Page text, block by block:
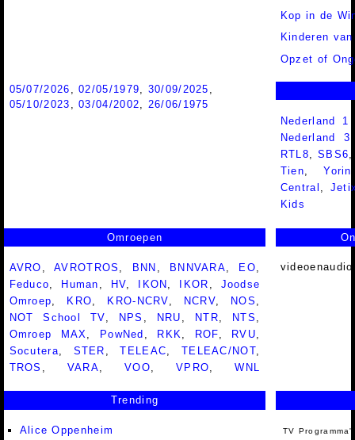
Kop in de
Kinderen
Opzet of
05/07/2026 ,02/05/1979, 30/09/2025 ,
05/10/2023 ,03/04/2002, 26/06/1975
Nederland
Nederland
RTL8,SBS6
Tien,Yorin
Central ,
Kids
Omroepen
AVRO ,AVROTROS , BNN , BNNVARA, EO,
Feduco, Human , HV, IKON , IKOR , Joodse
Omroep, KRO, KRO-NCRV, NCRV, NOS ,
NOT School TV, NPS , NRU , NTR, NTS ,
Omroep MAX, PowNed , RKK, ROF, RVU,
Socutera, STER ,TELEAC, TELEAC/NOT,
TROS , VARA,VOO,VPRO,WNL
Trending
Alice Oppenheim
TV